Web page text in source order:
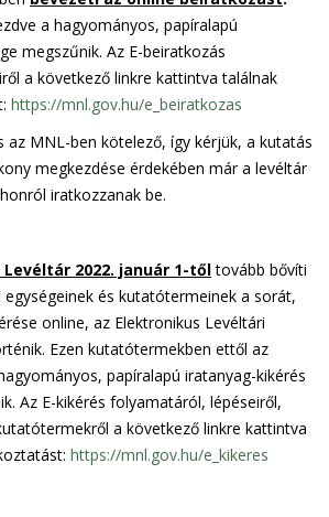
a hagyományos, papíralapú
megszűnik. Az E-beiratkozás
a következő linkre kattintva találnak
https://mnl.gov.hu/e_beiratkozas
az MNL-ben kötelező, így kérjük, a kutatás
megkezdése érdekében már a levéltár
iratkozzanak be.
2022. január 1-tőltovább bővíti
és kutatótermeinek a sorát,
online, az Elektronikus Levéltári
Ezen kutatótermekben ettől az
papíralapú iratanyag-kikérés
Az E-kikérés folyamatáról, lépéseiről,
a következő linkre kattintva
https://mnl.gov.hu/e_kikeres